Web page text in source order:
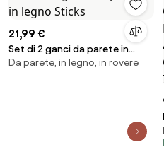
21,99 €
Set di 2 ganci da parete in
legno Sticks
Da parete, in legno, in rovere